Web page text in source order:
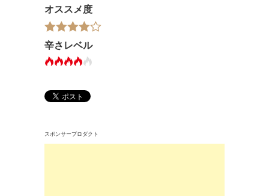
オススメ度
辛さレベル
スポンサープロダクト